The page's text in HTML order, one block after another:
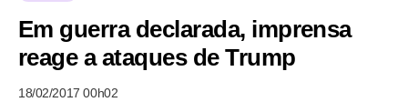
Em guerra declarada, imprensa
reage a ataques de Trump
18/02/2017 00h02